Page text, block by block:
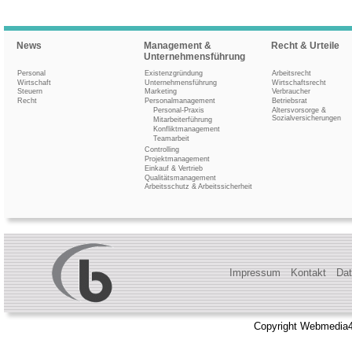
News
Personal
Wirtschaft
Steuern
Recht
Management &
Unternehmensführung
Existenzgründung
Unternehmensführung
Marketing
Personalmanagement
Personal-Praxis
Mitarbeiterführung
Konfliktmanagement
Teamarbeit
Controlling
Projektmanagement
Einkauf & Vertrieb
Qualitätsmanagement
Arbeitsschutz & Arbeitssicherheit
Recht & Urteile
Arbeitsrecht
Wirtschaftsrecht
Verbraucher
Betriebsrat
Altersvorsorge &
Sozialversicherungen
Impressum Kontakt
Copyright